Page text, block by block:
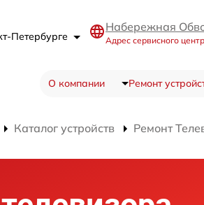
Петербурге
Набережная
Адрес сервисного
О компании Ремонт
Каталог устройств Ремонт